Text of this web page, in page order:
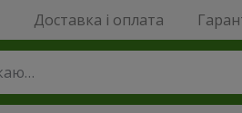
Доставка і оплата